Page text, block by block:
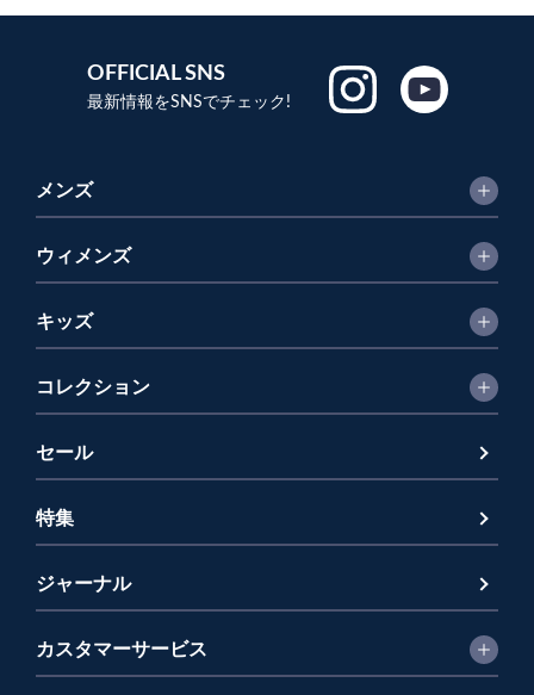
OFFICIAL SNS
最新情報をSNSでチェック!
メンズ
ウィメンズ
キッズ
コレクション
セール
特集
ジャーナル
カスタマーサービス